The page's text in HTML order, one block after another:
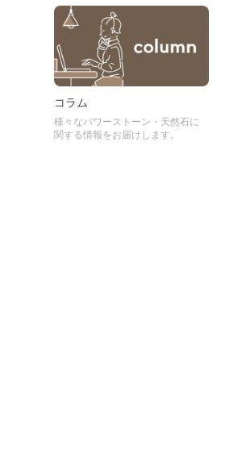
コラム
様々なパワーストーン・天然石に
関する情報をお届けします。